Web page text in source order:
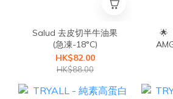
Salud 去皮切半牛油果
(急凍-18°C)
HK$82.00
HK$88.00
🌟